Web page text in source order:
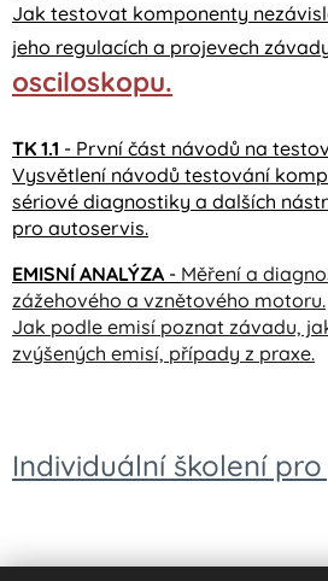
Jak testovat komponenty
jeho regulacích a projevech
osciloskopu.
TK 1.1 - První část návodů na
Vysvětlení návodů testování
sériové diagnostiky a dalších
pro autoservis.
EMISNÍ ANALÝZA - Měření a
zážehového a vznětového motoru.
Jak podle emisí poznat závadu,
zvýšených emisí, případy z praxe.
Individuální školení